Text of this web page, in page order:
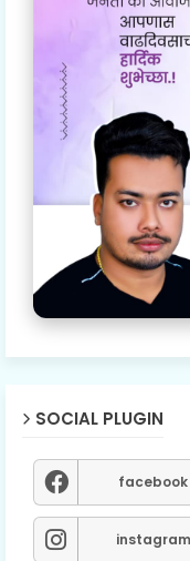
SOCIAL PLUGIN
facebook
instagram